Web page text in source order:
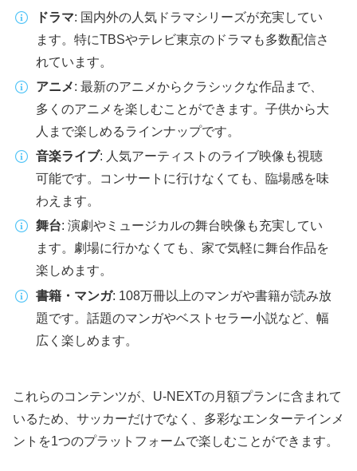
ドラマ: 国内外の人気ドラマシリーズが充実してい
ます。特にTBSやテレビ東京のドラマも多数配信さ
れています。
アニメ: 最新のアニメからクラシックな作品まで、
多くのアニメを楽しむことができます。子供から大
人まで楽しめるラインナップです。
音楽ライブ: 人気アーティストのライブ映像も視聴
可能です。コンサートに行けなくても、臨場感を味
わえます。
舞台: 演劇やミュージカルの舞台映像も充実してい
ます。劇場に行かなくても、家で気軽に舞台作品を
楽しめます。
書籍・マンガ: 108万冊以上のマンガや書籍が読み放
題です。話題のマンガやベストセラー小説など、幅
広く楽しめます。
これらのコンテンツが、U-NEXTの月額プランに含まれて
いるため、サッカーだけでなく、多彩なエンターテインメ
ントを1つのプラットフォームで楽しむことができます。